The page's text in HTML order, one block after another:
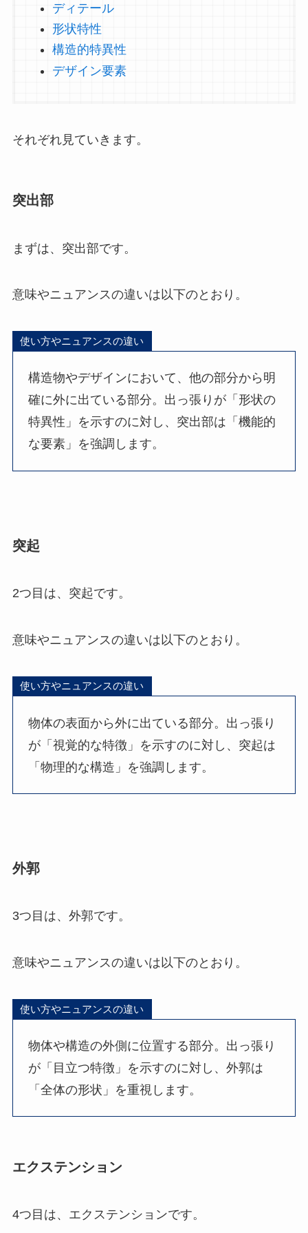
ディテール
形状特性
構造的特異性
デザイン要素
それぞれ見ていきます。
突出部
まずは、突出部です。
意味やニュアンスの違いは以下のとおり。
使い方やニュアンスの違い
構造物やデザインにおいて、他の部分から明
確に外に出ている部分。出っ張りが「形状の
特異性」を示すのに対し、突出部は「機能的
な要素」を強調します。
突起
2つ目は、突起です。
意味やニュアンスの違いは以下のとおり。
使い方やニュアンスの違い
物体の表面から外に出ている部分。出っ張り
が「視覚的な特徴」を示すのに対し、突起は
「物理的な構造」を強調します。
外郭
3つ目は、外郭です。
意味やニュアンスの違いは以下のとおり。
使い方やニュアンスの違い
物体や構造の外側に位置する部分。出っ張り
が「目立つ特徴」を示すのに対し、外郭は
「全体の形状」を重視します。
エクステンション
4つ目は、エクステンションです。